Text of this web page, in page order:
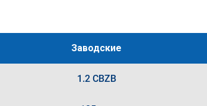
Заводские
1.2 CBZB